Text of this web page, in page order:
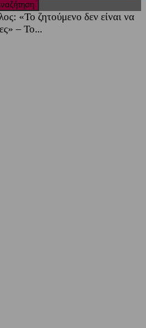
«Το ζητούμενο δεν είναι να
– Το...